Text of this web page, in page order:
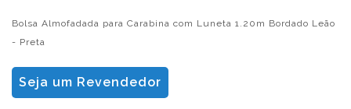
Bolsa Almofadada para Carabina com Luneta 1.20m Bordado Leão
- Preta
Seja um Revendedor